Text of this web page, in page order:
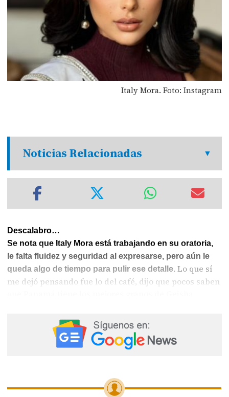
Italy Mora. Foto: Instagram
Noticias Relacionadas
Descalabro…
Se nota que Italy Mora está trabajando en su oratoria,
le falta fluidez y seguridad al expresarse, pero aún le
queda algo de tiempo para pulir ese detalle. Lo que sí
me dejó pensando fue lo del café, dijo que pocos saben
mundiales, así que decir eso es caer en un error.